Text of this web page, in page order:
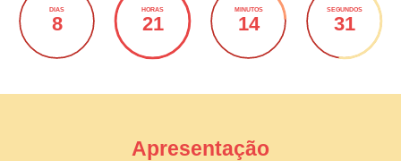
DIAS
8
HORAS
21
MINUTOS
14
SEGUNDOS
31
Apresentação